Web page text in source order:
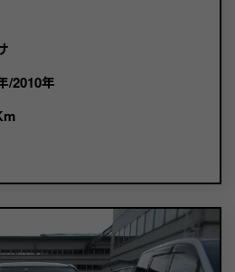
/2010年